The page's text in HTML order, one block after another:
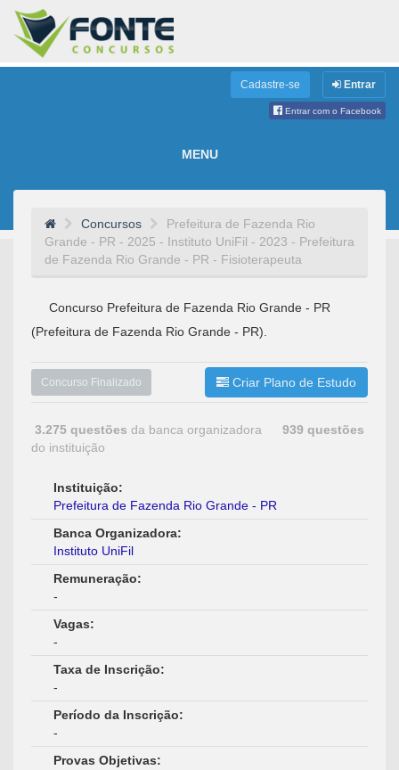
Cadastre-se Entrar
Entrar com o Facebook
MENU
Concursos
Prefeitura de Fazenda Rio
Grande - PR - 2025 - Instituto UniFil - 2023 - Prefeitura
de Fazenda Rio Grande - PR - Fisioterapeuta
Concurso Prefeitura de Fazenda Rio Grande - PR
(Prefeitura de Fazenda Rio Grande - PR).
Concurso Finalizado Criar Plano de Estudo
3.275 questões da banca organizadora
939 questões
do instituição
Instituição:
Prefeitura de Fazenda Rio Grande - PR
Banca Organizadora:
Instituto UniFil
Remuneração:
-
Vagas:
-
Taxa de Inscrição:
-
Período da Inscrição:
-
Provas Objetivas: